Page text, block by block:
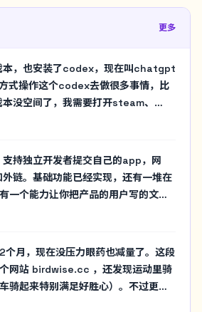
更多
本，也安装了codex，现在叫chatgpt
式操作这个codex去做很多事情，比
没空间了，我需要打开steam、
看一堆目录的占用。现在直接用
本实验一些必须N卡的AI项目要自己
Codex来做，我就在我习惯的mac环
支持独立开发者提交自己的app，网
链。基础功能已经实现，还有一堆在
一个能力让你把产品的用户写的文章
品页下方。方便更多用户了解，这不
这个产品页还是可以导流到你自己的
个月，现在没压力眼药也减量了。这段
网站 birdwise.cc ，还发现运动里骑
骑起来特别满足好胜心）。不过更难
贡献，目前进展很慢